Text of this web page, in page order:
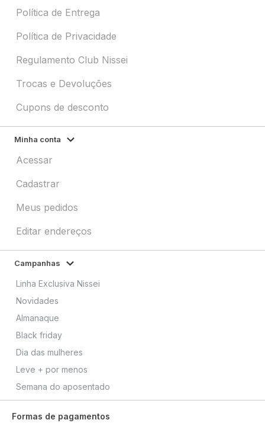
Política de Entrega
Política de Privacidade
Regulamento Club Nissei
Trocas e Devoluções
Cupons de desconto
Minha conta
Acessar
Cadastrar
Meus pedidos
Editar endereços
Campanhas
Linha Exclusiva Nissei
Novidades
Almanaque
Black friday
Dia das mulheres
Leve + por menos
Semana do aposentado
Formas de pagamentos